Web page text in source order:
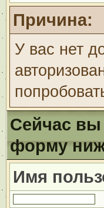
Причина:
У вас нет
Сейчас вы
форму
Имя